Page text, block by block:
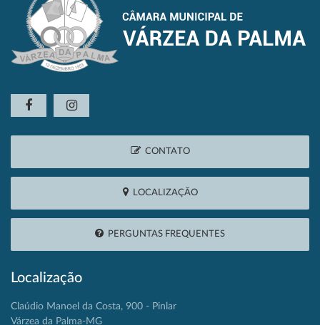
CONTATO
LOCALIZAÇÃO
PERGUNTAS FREQUENTES
Localização
Claúdio Manoel da Costa, 900 - Pinlar
Várzea da Palma-MG